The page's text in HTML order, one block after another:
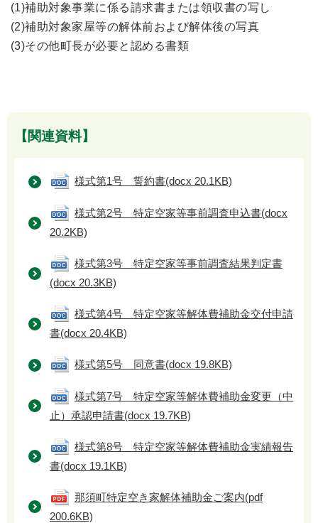
(1)補助対象事業に係る請求書または領収書の写し
(2)補助対象家屋等の解体前および解体後の写真
(3)その他町長が必要と認める書類
【関連資料】
様式第1号 誓約書(docx 20.1KB)
様式第2号 特定空家等事前調査申込書(docx
20.2KB)
様式第3号 特定空家等事前調査結果判定書
(docx 20.3KB)
様式第4号 特定空家等解体費補助金交付申請
書(docx 20.4KB)
様式第5号 同意書(docx 19.8KB)
様式第7号 特定空家等解体費補助金変更（中
止）承認申請書(docx 19.7KB)
様式第8号 特定空家等解体費補助金実績報告
書(docx 19.1KB)
那須町特定空き家解体補助金ご案内(pdf
200.6KB)